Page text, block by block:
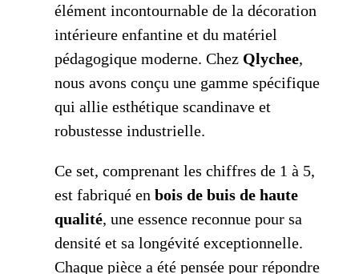
élément incontournable de la décoration
intérieure enfantine et du matériel
pédagogique moderne. Chez Qlychee,
nous avons conçu une gamme spécifique
qui allie esthétique scandinave et
robustesse industrielle.
Ce set, comprenant les chiffres de 1 à 5,
est fabriqué en bois de buis de haute
qualité, une essence reconnue pour sa
densité et sa longévité exceptionnelle.
Chaque pièce a été pensée pour répondre